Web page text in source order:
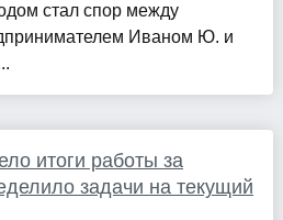
стал спор между
Иваном Ю. и
итоги работы за
задачи на текущий